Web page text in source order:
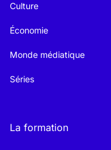
Culture
Économie
Monde médiatique
Séries
La formation